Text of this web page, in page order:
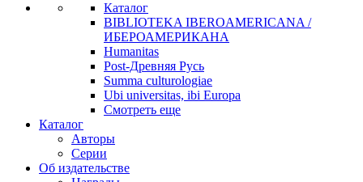
Каталог
BIBLIOTEKA IBEROAMERICANA /
ИБЕРОАМЕРИКАНА
Humanitas
Post-Древняя Русь
Summa culturologiae
Ubi universitas, ibi Europa
Смотреть еще
Каталог
Авторы
Серии
Об издательстве